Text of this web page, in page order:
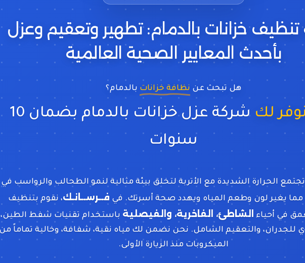
فرسانك: نعتني بكل قطرة مادة في خزانك
خزانات بالدمام: تطهير وتعقيم وعزل
بأحدث المعايير الصحية العالمية
تجتمع الحرارة الشديدة مع الأتربة لتخلق بيئة مثالية لنمو الطحالب والرواسب في
مما يغير لون وطعم المياه ويهدد صحة أسرتك. في فــرســانـك، نقوم بتنظيف
في أحياء الشاطئ، الفاخرية، والفيصلية باستخدام تقنيات شفط الطين،
للجدران، والتعقيم الشامل. نحن نضمن لك مياه نقية، شفافة، وخالية تماماً من
الميكروبات منذ الزيارة الأولى.